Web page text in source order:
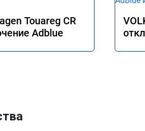
Touareg CR
Adblue